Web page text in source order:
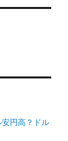
円高？ドル